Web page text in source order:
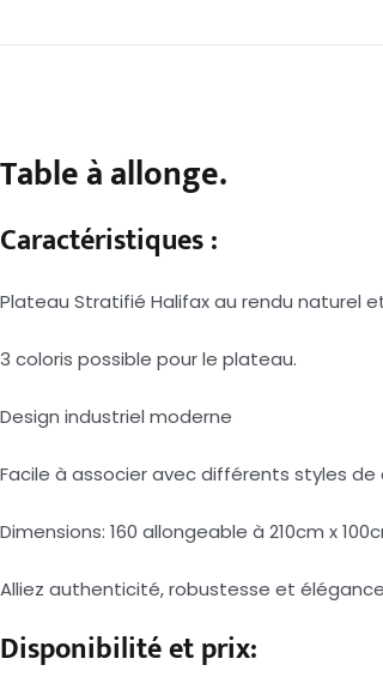
Table à allonge.
Caractéristiques :
Plateau Stratifié Halifax au rendu naturel
3 coloris possible pour le plateau.
Design industriel moderne
Facile à associer avec différents styles de
Dimensions: 160 allongeable à 210cm x
Alliez authenticité, robustesse et
Disponibilité et prix: